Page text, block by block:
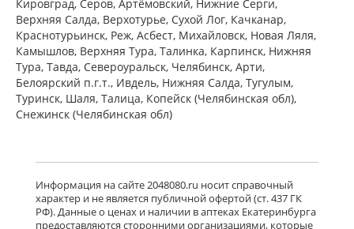
Софаримекс-Индустрия Кимика э
Фармасуэтика Лда Португалия
есть в 1 аптеках
от 351,00 до 351,00
Африн (спрей назальный 0.05 % 15
мл) Байер Консьюмер Кэр АГ
Швейцария Делфарм Монреаль Инк.
Канада
Називин 0.05% (спрей назальный
дозированный 22.5 мкг/доза 10 мл
флакон ) Софаримекс-Индустрия
Кимика э Фармасуэтика Лда
Кировград, Серов, Артёмовский, Нижние Cерги,
Верхняя Салда, Верхотурье, Сухой Лог, Качканар,
Краснотурьинск, Реж, Асбест, Михайловск, Новая Ляля,
Камышлов, Верхняя Тура, Талинка, Карпинск, Нижняя
Тура, Тавда, Североуральск, Челябинск, Арти,
Белоярский п.г.т., Ивдель, Нижняя Салда, Тугулым,
Туринск, Шаля, Талица, Копейск (Челябинская обл),
Снежинск (Челябинская обл)
Информация на сайте 2048080.ru носит справочный
характер и не является публичной офертой (ст. 437 ГК
РФ). Данные о ценах и наличии в аптеках Екатеринбурга
предоставляются сторонними организациями, которые